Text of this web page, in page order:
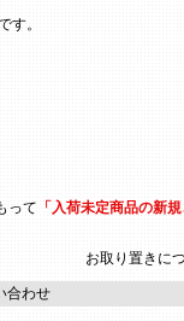
す。
って 「入荷未定商品の新
お取り置きに
合わせ